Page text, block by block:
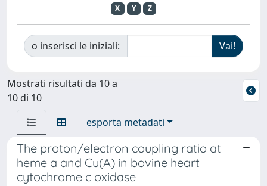
X
Y Z
o inserisci le iniziali:
Mostrati risultati da 10 a
10 di 10
esporta metadati
The proton/electron coupling ratio at
heme a and Cu(A) in bovine heart
cytochrome c oxidase